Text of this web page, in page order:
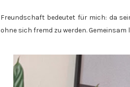
Freundschaft bedeutet für mich: da
ohne sich fremd zu werden.